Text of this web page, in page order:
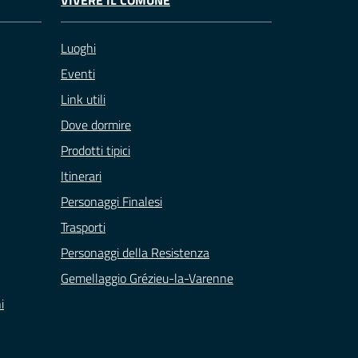
Luoghi
Eventi
Link utili
Dove dormire
Prodotti tipici
Itinerari
Personaggi Finalesi
Trasporti
Personaggi della Resistenza
Gemellaggio Grézieu-la-Varenne